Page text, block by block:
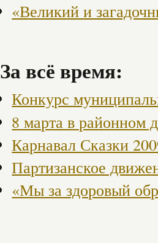
«Великий и
За всё время:
Конкурс
8 марта в районном
Карнавал Сказки
Партизанское
«Мы за здоровый